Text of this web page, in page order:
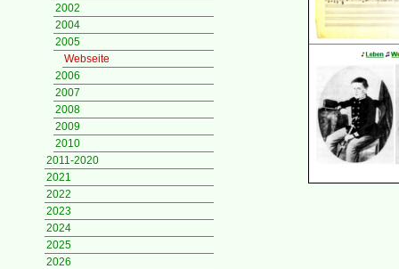
2002
2004
2005
Webseite
2006
2007
2008
2009
2010
2011-2020
2021
2022
2023
2024
2025
2026